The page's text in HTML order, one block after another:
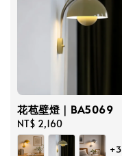
花苞壁燈｜BA5069
Regular
price
NT$ 2,160
+3